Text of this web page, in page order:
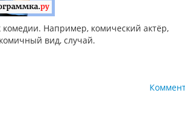
Например, комический актёр,
вид, случай.